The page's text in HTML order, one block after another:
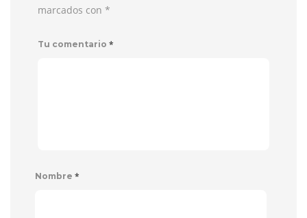
marcados con *
Tu comentario *
Nombre *